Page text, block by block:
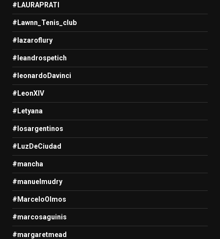
#LAURAPRATI
#Lawnn_Tenis_club
#lazaroflury
#leandrospetich
#leonardoDavinci
#LeonXIV
#Letyana
#losargentinos
#LuzDeCiudad
#mancha
#manuelmudry
#MarceloOlmos
#marcosaguinis
#margaretmead